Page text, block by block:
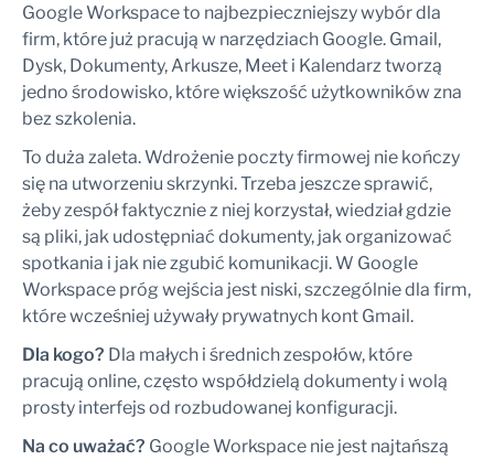
Google Workspace to najbezpieczniejszy wybór dla
firm, które już pracują w narzędziach Google. Gmail,
Dysk, Dokumenty, Arkusze, Meet i Kalendarz tworzą
jedno środowisko, które większość użytkowników zna
bez szkolenia.
To duża zaleta. Wdrożenie poczty firmowej nie kończy
się na utworzeniu skrzynki. Trzeba jeszcze sprawić,
żeby zespół faktycznie z niej korzystał, wiedział gdzie
są pliki, jak udostępniać dokumenty, jak organizować
spotkania i jak nie zgubić komunikacji. W Google
Workspace próg wejścia jest niski, szczególnie dla firm,
które wcześniej używały prywatnych kont Gmail.
Dla kogo? Dla małych i średnich zespołów, które
pracują online, często współdzielą dokumenty i wolą
prosty interfejs od rozbudowanej konfiguracji.
Na co uważać? Google Workspace nie jest najtańszą